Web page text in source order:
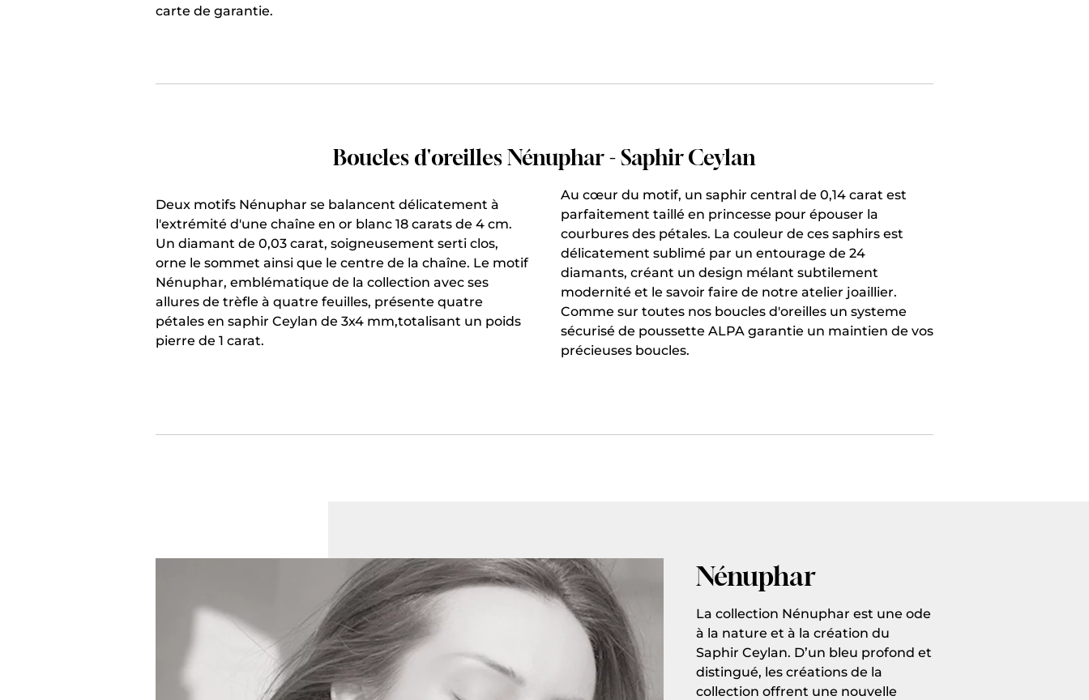
carte de garantie.
Boucles d'oreilles Nénuphar - Saphir Ceylan
Deux motifs Nénuphar se balancent délicatement à
l'extrémité d'une chaîne en or blanc 18 carats de 4 cm.
Un diamant de 0,03 carat, soigneusement serti clos,
orne le sommet ainsi que le centre de la chaîne. Le motif
Nénuphar, emblématique de la collection avec ses
allures de trèfle à quatre feuilles, présente quatre
pétales en saphir Ceylan de 3x4 mm,totalisant un poids
pierre de 1 carat.
Au cœur du motif, un saphir central de 0,14 carat est
parfaitement taillé en princesse pour épouser la
courbures des pétales. La couleur de ces saphirs est
délicatement sublimé par un entourage de 24
diamants, créant un design mélant subtilement
modernité et le savoir faire de notre atelier joaillier.
Comme sur toutes nos boucles d'oreilles un systeme
sécurisé de poussette ALPA garantie un maintien de vos
précieuses boucles.
Nénuphar
La collection Nénuphar est une ode
à la nature et à la création du
Saphir Ceylan. D’un bleu profond et
distingué, les créations de la
collection offrent une nouvelle